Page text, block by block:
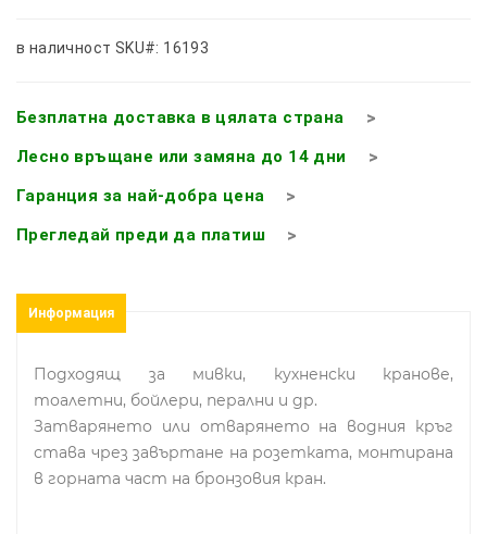
в наличност SKU#: 16193
Безплатна доставка в цялата страна
Лесно връщане или замяна до 14 дни
Гаранция за най-добра цена
Прегледай преди да платиш
Информация
Подходящ за мивки, кухненски кранове,
тоалетни, бойлери, перални и др.
Затварянето или отварянето на водния кръг
става чрез завъртане на розетката, монтирана
в горната част на бронзовия кран.